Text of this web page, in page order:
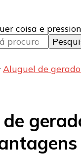
coisa e
Aluguel de